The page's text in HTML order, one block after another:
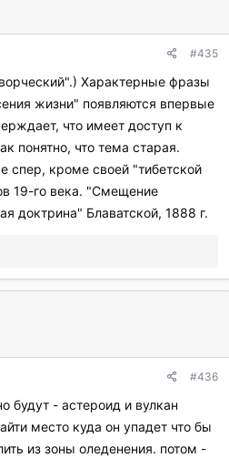
#435
Характерные фразы
жизни" появляются впервые
что имеет доступ к
понятно, что тема старая.
спер, кроме своей "тибетской
19-го века. "Смещение
доктрина" Блаватской, 1888 г.
#436
будут - астероид и вулкан
место куда он упадет что бы
из зоны оледенения. потом -